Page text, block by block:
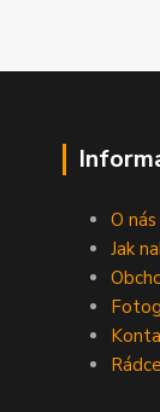
O nás
Jak
Rádce